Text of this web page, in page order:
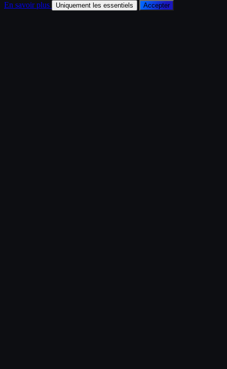
En savoir plus Uniquement les essentiels Accepter